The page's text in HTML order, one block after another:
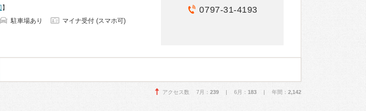
】
駐車場あり
マイナ受付 (スマホ可)
0797-31-4193
アクセス数 7月： 239 | 6月： 183 | 年間： 2,142